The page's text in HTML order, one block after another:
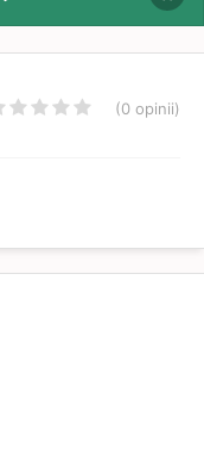
(0 opinii)